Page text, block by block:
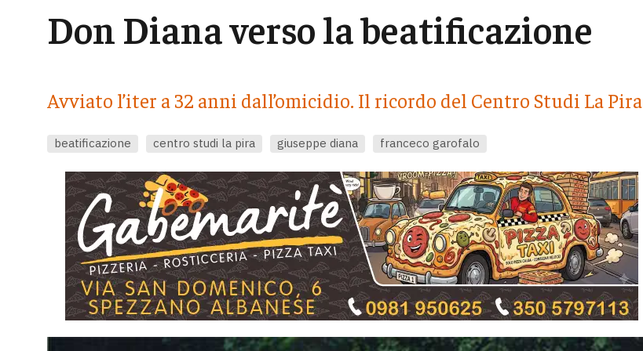
Don Diana verso la beatificazione
Avviato l’iter a 32 anni dall’omicidio. Il ricordo del Centro Studi La Pira
beatificazione centro studi la pira giuseppe diana franceco garofalo